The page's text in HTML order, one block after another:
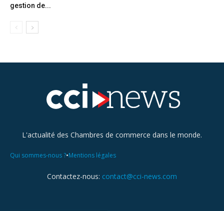
gestion de...
L'actualité des Chambres de commerce dans le monde.
Qui sommes-nous ?•Mentions légales
Contactez-nous: contact@cci-news.com